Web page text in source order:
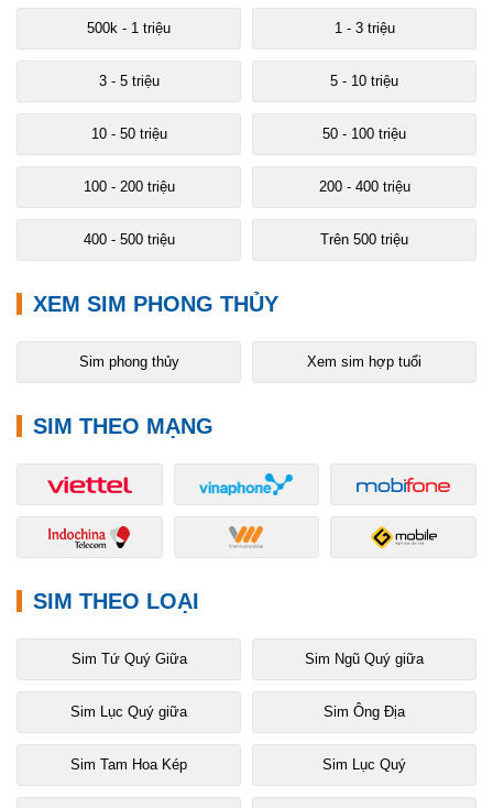
500k - 1 triệu 1 - 3 triệu
3 - 5 triệu 5 - 10 triệu
10 - 50 triệu 50 - 100 triệu
100 - 200 triệu 200 - 400 triệu
400 - 500 triệu Trên 500 triệu
XEM SIM PHONG THỦY
Sim phong thủy Xem sim hợp tuổi
SIM THEO MẠNG
SIM THEO LOẠI
Sim Tứ Quý Giữa Sim Ngũ Quý giữa
Sim Lục Quý giữa Sim Ông Địa
Sim Tam Hoa Kép Sim Lục Quý